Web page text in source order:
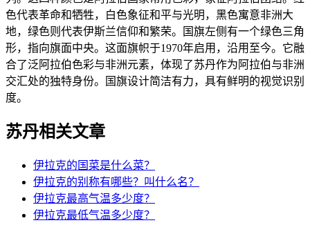
色代表革命和牺牲，白色象征和平与光明，黑色寓意非洲大
地，绿色则代表伊斯兰信仰和繁荣。国旗左侧有一个绿色三角
形，指向旗面中央。这面旗帜于1970年启用，沿用至今。它融
合了泛阿拉伯色彩与非洲元素，体现了苏丹作为阿拉伯与非洲
交汇处的独特身份。国旗设计简洁有力，具有鲜明的视觉识别
度。
苏丹相关文章
伊拉克的国菜是什么菜？
伊拉克的别称有哪些？叫什么名？
伊拉克最高气温多少度？
伊拉克最低气温多少度？